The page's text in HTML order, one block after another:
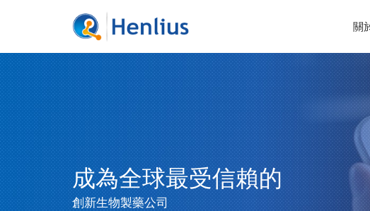
關
成為全球最受信賴的
創新生物製藥公司